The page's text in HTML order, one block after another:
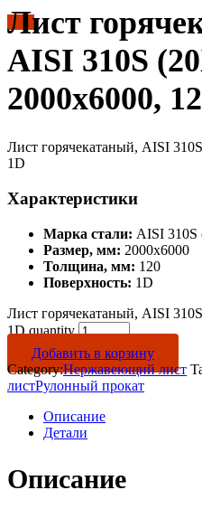
Лист
AISI 310S
2000х6000,
Лист горячекатаный, AISI
1D
Характеристики
Марка стали: AISI
Размер, мм: 2000х6000
Толщина, мм: 120
Поверхность: 1D
Лист горячекатаный, AISI
1D quantity
Добавить в корзину
Category:Нержавеющий лист
листРулонный прокат
Описание
Детали
Описание